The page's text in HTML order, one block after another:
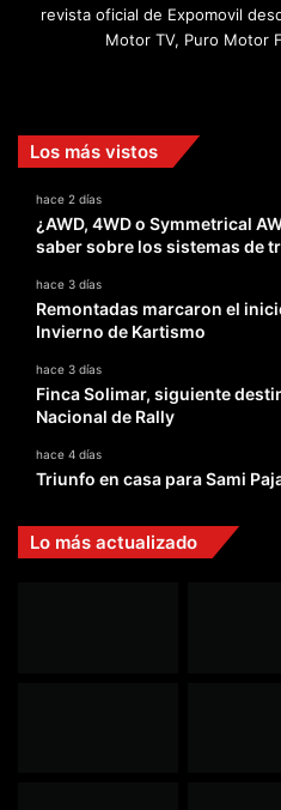
revista oficial de Expomovil
Motor TV, Puro Motor
Los más vistos
hace 2 días
¿AWD, 4WD o Symmetrical
saber sobre los sistemas de
hace 3 días
Remontadas marcaron el
Invierno de Kartismo
hace 3 días
Finca Solimar, siguiente
Nacional de Rally
hace 4 días
Triunfo en casa para Sami
Lo más actualizado